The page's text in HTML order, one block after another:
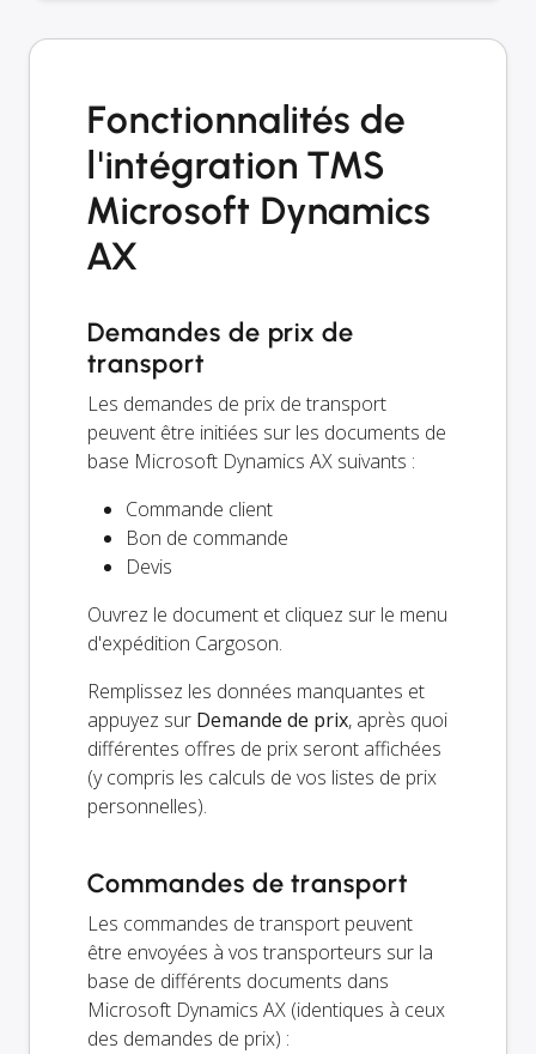
Fonctionnalités de
l'intégration TMS
Microsoft Dynamics
AX
Demandes de prix de
transport
Les demandes de prix de transport
peuvent être initiées sur les documents de
base Microsoft Dynamics AX suivants :
Commande client
Bon de commande
Devis
Ouvrez le document et cliquez sur le menu
d'expédition Cargoson.
Remplissez les données manquantes et
appuyez sur Demande de prix, après quoi
différentes offres de prix seront affichées
(y compris les calculs de vos listes de prix
personnelles).
Commandes de transport
Les commandes de transport peuvent
être envoyées à vos transporteurs sur la
base de différents documents dans
Microsoft Dynamics AX (identiques à ceux
des demandes de prix) :